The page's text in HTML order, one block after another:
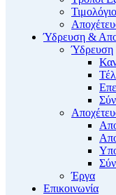
Ύδρευση &
Ύδρευση
Έργα
Επικοινωνία